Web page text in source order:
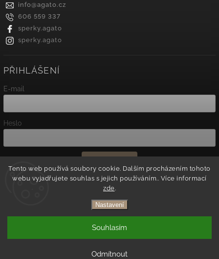
Tento web používá soubory cookie. Dalším procházením tohoto
webu vyjadřujete souhlas s jejich používáním.. Více informací
zde.
Nastavení
Odmítnout
Souhlasím
info@agato.cz
606 559 337
sperky.agato
sperky.agato
PŘIHLÁŠENÍ
E-mail
Heslo
Nová registrace